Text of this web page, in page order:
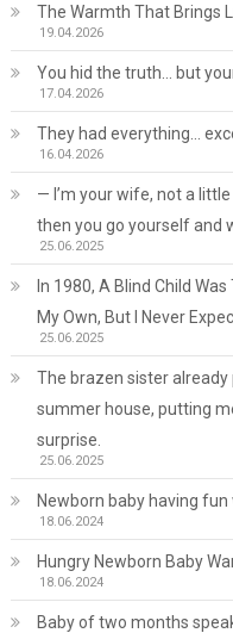
The Warmth That Brings
19.04.2026
You hid the truth… but
17.04.2026
They had everything…
16.04.2026
— I’m your wife, not a
then you go yourself and
25.06.2025
In 1980, A Blind Child
My Own, But I Never
25.06.2025
The brazen sister
summer house, putting
surprise.
25.06.2025
Newborn baby having
18.06.2024
Hungry Newborn Baby
18.06.2024
Baby of two months